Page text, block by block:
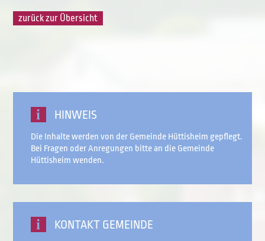
zurück zur Übersicht
HINWEIS
Die Inhalte werden von der Gemeinde Hüttisheim gepflegt.
Bei Fragen oder Anregungen bitte an die Gemeinde
Hüttisheim wenden.
KONTAKT GEMEINDE